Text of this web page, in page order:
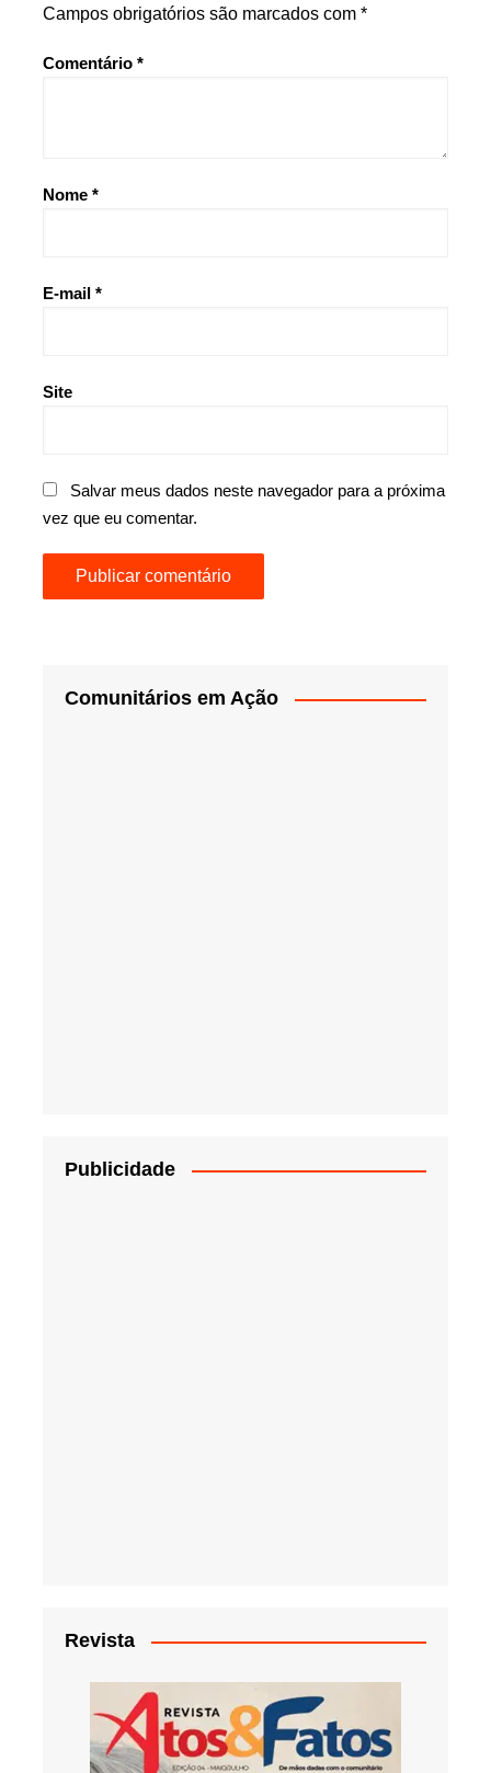
Campos obrigatórios são marcados com *
Comentário *
Nome *
E-mail *
Site
Salvar meus dados neste navegador para a próxima
vez que eu comentar.
Comunitários em Ação
Publicidade
Revista